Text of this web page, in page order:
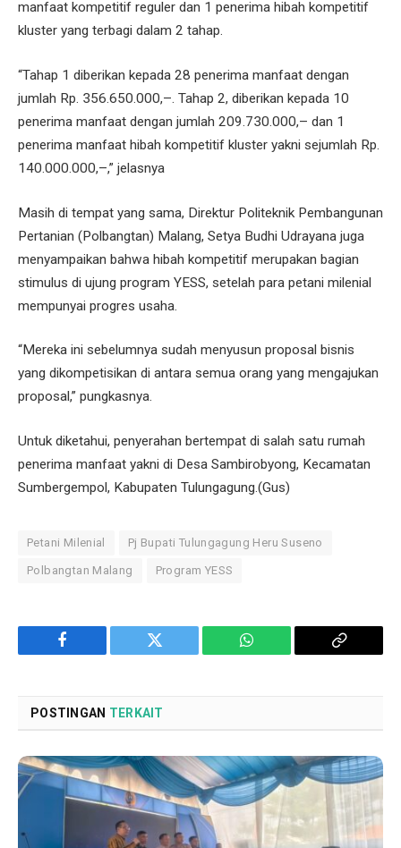
manfaat kompetitif reguler dan 1 penerima hibah kompetitif
kluster yang terbagi dalam 2 tahap.
“Tahap 1 diberikan kepada 28 penerima manfaat dengan
jumlah Rp. 356.650.000,–. Tahap 2, diberikan kepada 10
penerima manfaat dengan jumlah 209.730.000,– dan 1
penerima manfaat hibah kompetitif kluster yakni sejumlah Rp.
140.000.000,–,” jelasnya
Masih di tempat yang sama, Direktur Politeknik Pembangunan
Pertanian (Polbangtan) Malang, Setya Budhi Udrayana juga
menyampaikan bahwa hibah kompetitif merupakan bagian
stimulus di ujung program YESS, setelah para petani milenial
mempunyai progres usaha.
“Mereka ini sebelumnya sudah menyusun proposal bisnis
yang dikompetisikan di antara semua orang yang mengajukan
proposal,” pungkasnya.
Untuk diketahui, penyerahan bertempat di salah satu rumah
penerima manfaat yakni di Desa Sambirobyong, Kecamatan
Sumbergempol, Kabupaten Tulungagung.(Gus)
Petani Milenial Pj Bupati Tulungagung Heru Suseno
Polbangtan Malang Program YESS
Facebook Twitter WhatsApp
Copy
POSTINGAN TERKAIT